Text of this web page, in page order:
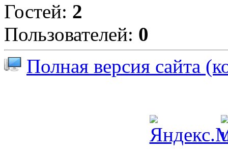
Гостей: 2
Пользователей: 0
Полная версия сайта